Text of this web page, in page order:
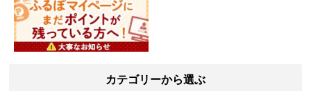
カテゴリーから選ぶ